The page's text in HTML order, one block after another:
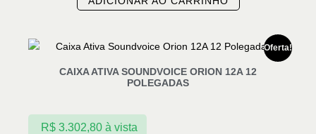
Oferta!
CAIXA ATIVA SOUNDVOICE ORION 12A 12
POLEGADAS
R$3.302,80 à vista